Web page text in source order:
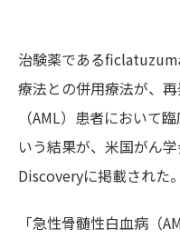
治験薬である
療法との併用療法が、
（AML）患者において
いう結果が、米国がん
Discoveryに掲載された。
「急性骨髄性白血病（